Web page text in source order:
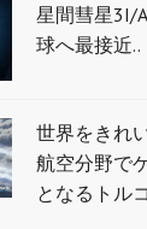
星間彗星3I/
球へ最接近..
世界をきれ
航空分野で
となるトル